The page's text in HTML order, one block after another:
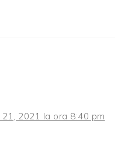
21, 2021 la ora 8:40 pm